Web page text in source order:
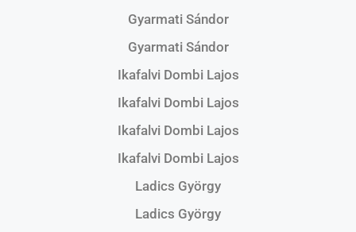
Gyarmati Sándor
Gyarmati Sándor
Ikafalvi Dombi Lajos
Ikafalvi Dombi Lajos
Ikafalvi Dombi Lajos
Ikafalvi Dombi Lajos
Ladics György
Ladics György